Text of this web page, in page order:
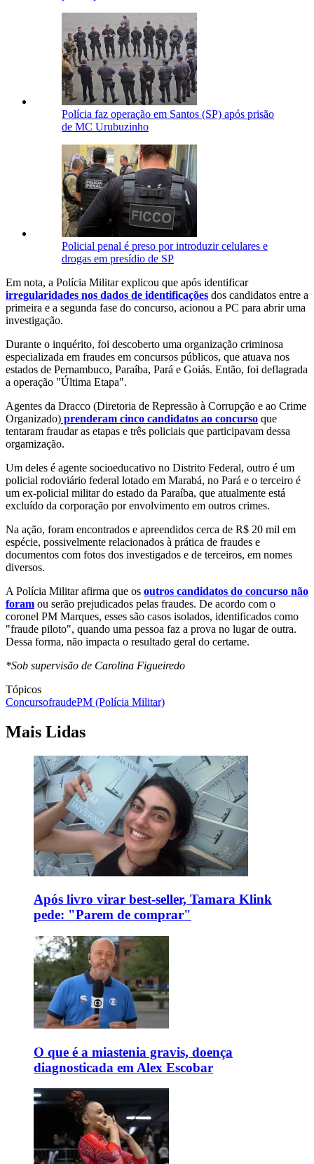
Polícia faz operação em Santos (SP) após prisão
de MC Urubuzinho
Policial penal é preso por introduzir celulares e
drogas em presídio de SP
Em nota, a Polícia Militar explicou que após identificar
irregularidades nos dados de identificações dos candidatos entre a
primeira e a segunda fase do concurso, acionou a PC para abrir uma
investigação.
Durante o inquérito, foi descoberto uma organização criminosa
especializada em fraudes em concursos públicos, que atuava nos
estados de Pernambuco, Paraíba, Pará e Goiás. Então, foi deflagrada
a operação "Última Etapa".
Agentes da Dracco (Diretoria de Repressão à Corrupção e ao Crime
Organizado) prenderam cinco candidatos ao concurso que
tentaram fraudar as etapas e três policiais que participavam dessa
orgamização.
Um deles é agente socioeducativo no Distrito Federal, outro é um
policial rodoviário federal lotado em Marabá, no Pará e o terceiro é
um ex-policial militar do estado da Paraíba, que atualmente está
excluído da corporação por envolvimento em outros crimes.
Na ação, foram encontrados e apreendidos cerca de R$ 20 mil em
espécie, possivelmente relacionados à prática de fraudes e
documentos com fotos dos investigados e de terceiros, em nomes
diversos.
A Polícia Militar afirma que os outros candidatos do concurso não
foram ou serão prejudicados pelas fraudes. De acordo com o
coronel PM Marques, esses são casos isolados, identificados como
"fraude piloto", quando uma pessoa faz a prova no lugar de outra.
Dessa forma, não impacta o resultado geral do certame.
*Sob supervisão de Carolina Figueiredo
Tópicos
ConcursofraudePM (Polícia Militar)
Mais Lidas
Após livro virar best-seller, Tamara Klink
pede: "Parem de comprar"
O que é a miastenia gravis, doença
diagnosticada em Alex Escobar